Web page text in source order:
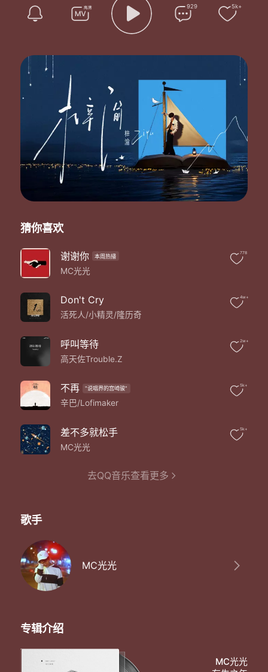
（未经许可，不得翻唱或使用）
有时候身体另外半个我
会趁着夜里独自伴着梦
片刻的荒唐那都是我的错
有时候身边人都看着我
不顾一切的一路向前冲
只想着将来路却忘了现在
也忘了剩的力气没那么多
若分不清楚错的对的
在凌晨两点半却wake up
赤裸的掀开被子
谁在忍耐
神态很怪
谁在等待
脚步也早已走的累了
把肩膀上的负担lay it down
你好 让我们重新认识一下
抛开以前你误以为的形象
是时候 让我们重新认识一下
是时候 是时候
是时候再次用心感受再次出发
是时候正视自己重新认识一下
是时候把所有杂念抛开
面对面用眼去看 用心去感受
往后要走的路还有一段
若飞太高小心会坠机 烛光被吹熄
眼眶里不停打转的泪滴在慢慢堆积
当被缠绕的欲望褪去 还有什么畏惧
最后在日落独自驾车经过那片废墟
让身体放纵 精神却还不自由
面前的路 依旧看不到个尽头
就接着大步走把自己当个新手
好多的梗埋歌里却没人能够听懂
Hi 让我们重新认识一下
抛开以前你误以为的形象
是时候 让我们重新认识一下
是时候 是时候
有时候身体另外半个我
会趁着夜里独自伴着梦
在空荡荡的房里盼着未来
不顾一切的一路向前冲
也忘了剩的力气没那么多
929 5k+
猜你喜欢
谢谢你 本周热播
MC光光
778
Don't Cry
活死人/小精灵/隆历奇
4w+
呼叫等待
高天佐Trouble.Z
2w+
不再 "说唱界的宫崎骏"
辛巴/Lofimaker
5k+
差不多就松手
MC光光
5k+
去QQ音乐查看更多
歌手
MC光光
专辑介绍
MC光光